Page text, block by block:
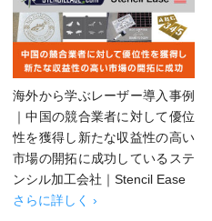
海外から学ぶレーザー導入事例
｜中国の競合業者に対して優位
性を獲得し新たな収益性の高い
市場の開拓に成功しているステ
ンシル加工会社｜Stencil Ease
さらに詳しく ›